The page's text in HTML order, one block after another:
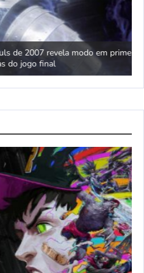
2007 revela modo em primeira
jogo final